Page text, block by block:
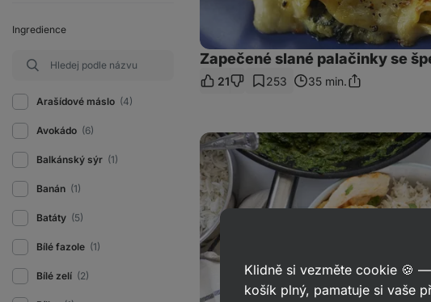
Ingredience
Arašídové máslo (4)
Avokádo (6)
Balkánský sýr (1)
Banán (1)
Batáty (5)
Bílé fazole (1)
Bílé zelí (2)
Zapečené slané palačinky se
21 253 35 min.Sdílet
Vegan
Palak
Paneer:
Indický
špenát
s
tofu
Klidně si vezměte cookie 🍪
košík plný, pamatuje si vaše